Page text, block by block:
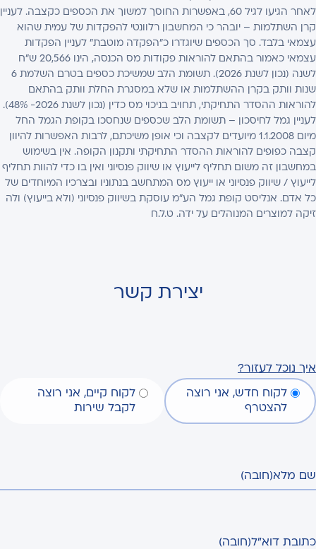
לאחר הגיעו לגיל 60, באפשרות החוסך למשוך את הכספים כקצבה. לעניין
קרן השתלמות – יובהר כי המחשבון רלוונטי להפקדות של עמית שהוא
עצמאי בלבד. סך הכספים שיוגדרו כ"הפקדה מוטבת" לעניין הפקדות
עצמאי כאמור בהתאם להוראות פקודות מס הכנסה, הינו 20,566 ש"ח
לשנה (נכון לשנת 2026). תשומת הלב שמשיכת כספים בטרם השלמת 6
שנות וותק בקרן ההשתלמות או שלא במסגרת החלת וותק בהתאם
להוראות ההסדר התחיקתי, תחויב בניכוי מס כדין (נכון לשנת 2026- 48%).
לעניין גמל לחיסכון – תשומת הלב שכספים שנחסכו בקופת הגמל החל
מיום 1.1.2008 מיועדים לקצבה וכי אופן משיכתם, לרבות האפשרות להיוון
קצבה כפופים להוראות ההסדר התחיקתי ותקנון הקופה. אין בשימוש
במחשבון זה משום תחליף לייעוץ או שיווק פנסיוני ואין בו כדי להוות תחליף
לייעוץ / שיווק פנסיוני או ייעוץ מס המתחשב בנתוניו ובצרכיו המיוחדים של
כל אדם. אנליסט קופת גמל הע"מ עוסקת בשיווק פנסיוני (ולא בייעוץ) ולה
זיקה למוצרים המנוהלים על ידה. ט.ל.ח
יצירת קשר
איך נוכל לעזור?
לקוח חדש, אני רוצה
להצטרף
לקוח קיים, אני רוצה
לקבל שירות
שם מלא(חובה)
כתובת דוא"ל(חובה)